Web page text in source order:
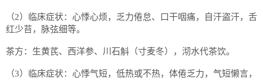
（2）临床症状：心悸心烦，乏力倦怠、口干咽痛，自汗盗汗，舌
红少苔，脉弦细等。
茶方：生黄芪、西洋参、川石斛（寸麦冬），沏水代茶饮。
（3）临床症状：心悸气短，低热或不热，体倦乏力，气短懒言，